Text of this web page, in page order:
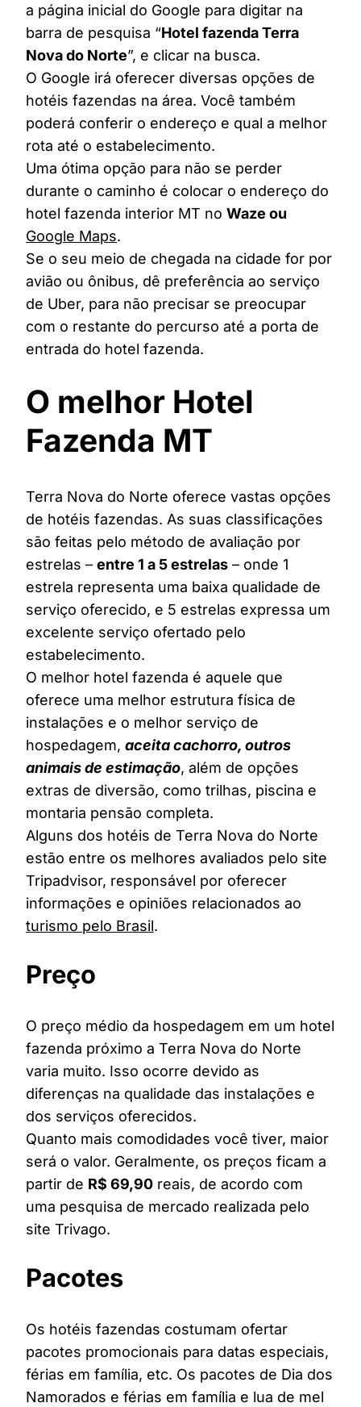
a página inicial do Google para digitar na
barra de pesquisa “Hotel fazenda Terra
Nova do Norte”, e clicar na busca.
O Google irá oferecer diversas opções de
hotéis fazendas na área. Você também
poderá conferir o endereço e qual a melhor
rota até o estabelecimento.
Uma ótima opção para não se perder
durante o caminho é colocar o endereço do
hotel fazenda interior MT no Waze ou
Google Maps.
Se o seu meio de chegada na cidade for por
avião ou ônibus, dê preferência ao serviço
de Uber, para não precisar se preocupar
com o restante do percurso até a porta de
entrada do hotel fazenda.
O melhor Hotel
Fazenda MT
Terra Nova do Norte oferece vastas opções
de hotéis fazendas. As suas classificações
são feitas pelo método de avaliação por
estrelas – entre 1 a 5 estrelas – onde 1
estrela representa uma baixa qualidade de
serviço oferecido, e 5 estrelas expressa um
excelente serviço ofertado pelo
estabelecimento.
O melhor hotel fazenda é aquele que
oferece uma melhor estrutura física de
instalações e o melhor serviço de
hospedagem, aceita cachorro, outros
animais de estimação, além de opções
extras de diversão, como trilhas, piscina e
montaria pensão completa.
Alguns dos hotéis de Terra Nova do Norte
estão entre os melhores avaliados pelo site
Tripadvisor, responsável por oferecer
informações e opiniões relacionados ao
turismo pelo Brasil.
Preço
O preço médio da hospedagem em um hotel
fazenda próximo a Terra Nova do Norte
varia muito. Isso ocorre devido as
diferenças na qualidade das instalações e
dos serviços oferecidos.
Quanto mais comodidades você tiver, maior
será o valor. Geralmente, os preços ficam a
partir de R$ 69,90 reais, de acordo com
uma pesquisa de mercado realizada pelo
site Trivago.
Pacotes
Os hotéis fazendas costumam ofertar
pacotes promocionais para datas especiais,
férias em família, etc. Os pacotes de Dia dos
Namorados e férias em família e lua de mel